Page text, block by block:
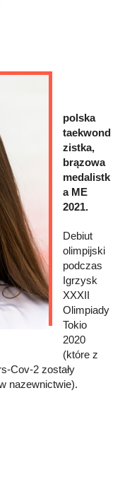
polska
taekwond
zistka,
brązowa
medalistk
a ME
2021.
Debiut
olimpijski
podczas
Igrzysk
XXXII
Olimpiady
Tokio
2020
(które z
Cov-2 zostały
nazewnictwie).